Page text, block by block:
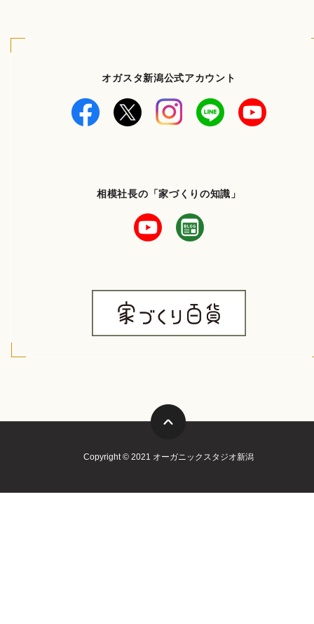
オガスタ新潟公式アカウント
相模社長の「家づくりの知識」
Copyright © 2021 オーガニックスタジオ新潟